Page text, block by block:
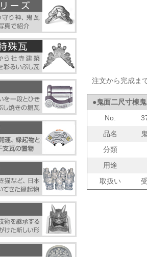
注文から完成ま
●鬼面二尺寸棟鬼
No.
品名
分類
用途
取扱い